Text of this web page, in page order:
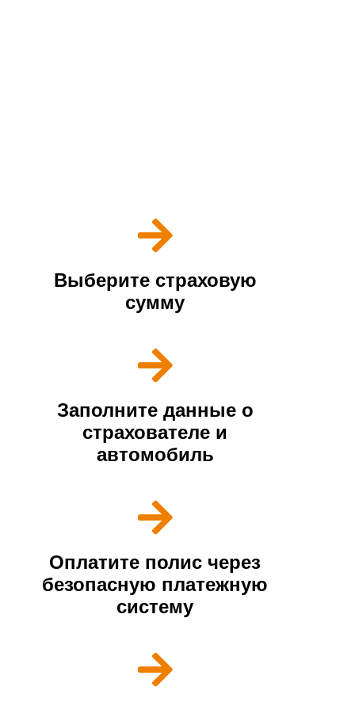
Выберите страховую
сумму
Заполните данные о
страхователе и
автомобиль
Оплатите полис через
безопасную платежную
систему